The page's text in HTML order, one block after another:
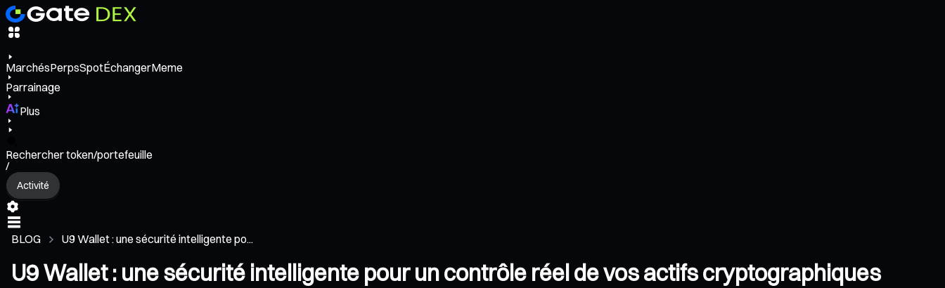
MarchésPerpsSpotÉchangerMeme
Parrainage
Plus
Rechercher token/portefeuille
/
Activité
BLOG U9 Wallet : une sécurité intelligente po...
U9 Wallet : une sécurité intelligente pour un contrôle réel de vos actifs cryptographiques